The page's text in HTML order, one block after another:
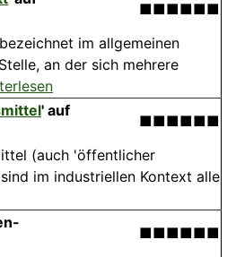
■■■■■■
im allgemeinen
an der sich mehrere
' auf
■■■■■■
(auch 'öffentlicher
im industriellen Kontext alle
■■■■■■